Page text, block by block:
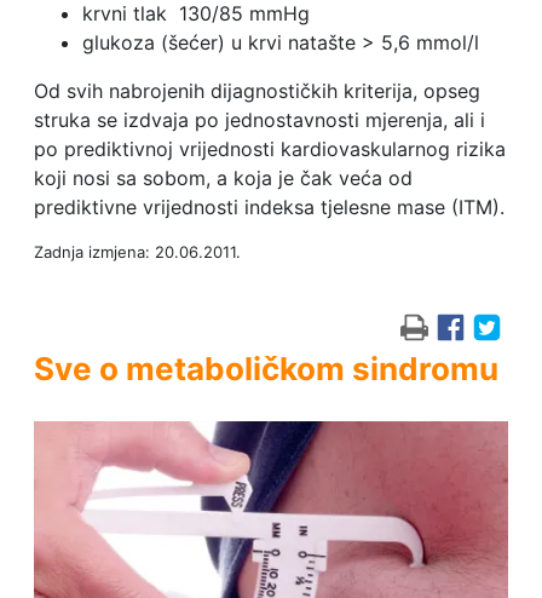
krvni tlak 130/85 mmHg
glukoza (šećer) u krvi natašte > 5,6 mmol/l
Od svih nabrojenih dijagnostičkih kriterija, opseg
struka se izdvaja po jednostavnosti mjerenja, ali i
po prediktivnoj vrijednosti kardiovaskularnog rizika
koji nosi sa sobom, a koja je čak veća od
prediktivne vrijednosti indeksa tjelesne mase (ITM).
Zadnja izmjena: 20.06.2011.
Sve o metaboličkom sindromu